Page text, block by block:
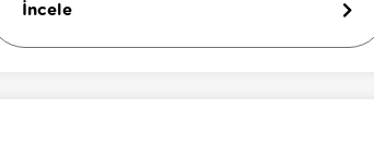
İncele